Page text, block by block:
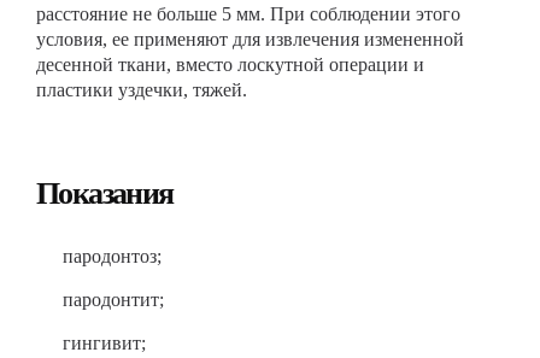
расстояние не больше 5 мм. При соблюдении этого
условия, ее применяют для извлечения измененной
десенной ткани, вместо лоскутной операции и
пластики уздечки, тяжей.
Показания
пародонтоз;
пародонтит;
гингивит;